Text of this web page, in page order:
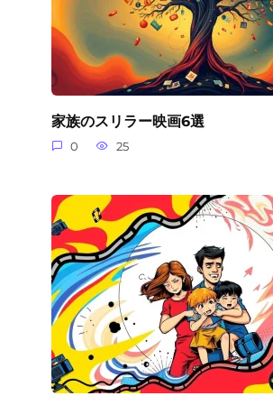
家族のスリラー映画6選
0 25